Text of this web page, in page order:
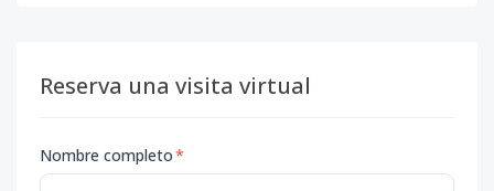
Reserva una visita virtual
Nombre completo*